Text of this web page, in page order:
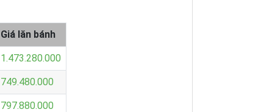
Giá lăn bánh
1.473.280.000
749.480.000
797.880.000